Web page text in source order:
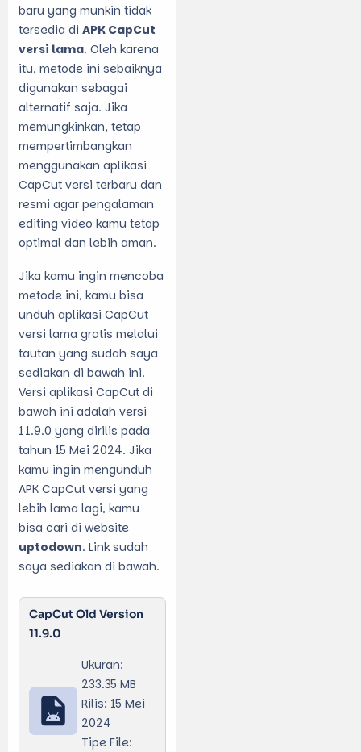
baru yang munkin tidak
tersedia di APK CapCut
versi lama. Oleh karena
itu, metode ini sebaiknya
digunakan sebagai
alternatif saja. Jika
memungkinkan, tetap
mempertimbangkan
menggunakan aplikasi
CapCut versi terbaru dan
resmi agar pengalaman
editing video kamu tetap
optimal dan lebih aman.
Jika kamu ingin mencoba
metode ini, kamu bisa
unduh aplikasi CapCut
versi lama gratis melalui
tautan yang sudah saya
sediakan di bawah ini.
Versi aplikasi CapCut di
bawah ini adalah versi
11.9.0 yang dirilis pada
tahun 15 Mei 2024. Jika
kamu ingin mengunduh
APK CapCut versi yang
lebih lama lagi, kamu
bisa cari di website
uptodown. Link sudah
saya sediakan di bawah.
CapCut Old Version
11.9.0
Ukuran:
233.35 MB
Rilis: 15 Mei
2024
Tipe File: